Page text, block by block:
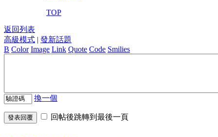
TOP
返回列表
高級模式 | 發新話題
B Color Image Link Quote Code Smilies
換一個
發表回覆 回帖後跳轉到最後一頁